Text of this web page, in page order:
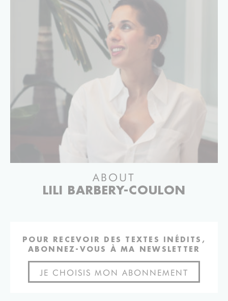
ABOUT
LILI BARBERY-COULON
POUR RECEVOIR DES TEXTES INÉDITS,
ABONNEZ-VOUS À MA NEWSLETTER
JE CHOISIS MON ABONNEMENT